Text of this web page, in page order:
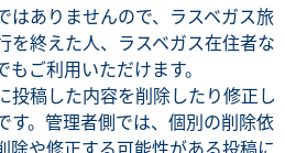
はありませんので、ラスベガス旅
を終えた人、ラスベガス在住者な
ご利用いただけます。
投稿した内容を削除したり修正し
す。管理者側では、個別の削除依